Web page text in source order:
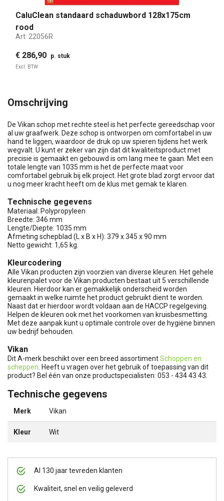
Al 130 jaar tevreden klanten
Kwaliteit, snel en veilig geleverd
CaluClean standaard schaduwbord 128x175cm
rood
Art: 22056R
€ 286,90 p. stuk
Excl. BTW
Omschrijving
De Vikan schop met rechte steel is het perfecte gereedschap voor
al uw graafwerk. Deze schop is ontworpen om comfortabel in uw
hand te liggen, waardoor de druk op uw spieren tijdens het werk
wegvalt. U kunt er zeker van zijn dat dit kwaliteitsproduct met
precisie is gemaakt en gebouwd is om lang mee te gaan. Met een
totale lengte van 1035 mm is het de perfecte maat voor
comfortabel gebruik bij elk project. Het grote blad zorgt ervoor dat
u nog meer kracht heeft om de klus met gemak te klaren.
Technische gegevens
Materiaal: Polypropyleen
Breedte: 346 mm
Lengte/Diepte: 1035 mm
Afmeting schepblad (L x B x H): 379 x 345 x 90 mm
Netto gewicht: 1,65 kg.
Kleurcodering
Alle Vikan producten zijn voorzien van diverse kleuren. Het gehele
kleurenpalet voor de Vikan producten bestaat uit 5 verschillende
kleuren. Hierdoor kan er gemakkelijk onderscheid worden
gemaakt in welke ruimte het product gebruikt dient te worden.
Naast dat er hierdoor wordt voldaan aan de HACCP regelgeving.
Helpen de kleuren ook met het voorkomen van kruisbesmetting.
Met deze aanpak kunt u optimale controle over de hygiëne binnen
uw bedrijf behouden.
Vikan
Dit A-merk beschikt over een breed assortimentSchoppen en
scheppen . Heeft u vragen over het gebruik of toepassing van dit
product? Bel één van onze productspecialisten: 053 - 434 43 43.
Technische gegevens
Merk Vikan
Kleur Wit